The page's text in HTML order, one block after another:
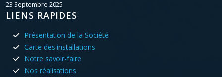
23 Septembre 2025
LIENS RAPIDES
Présentation de la Société
Carte des installations
Notre savoir-faire
Nos réalisations